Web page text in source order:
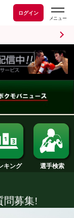
ログイン
ランキング